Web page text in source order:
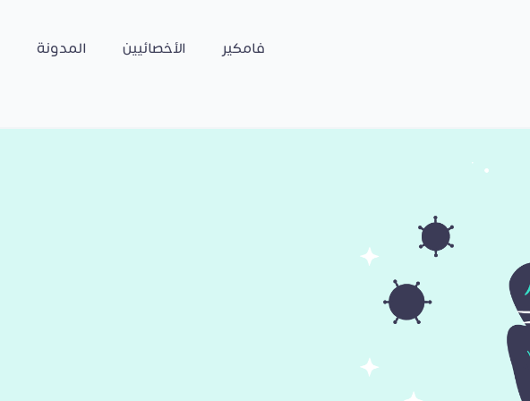
فامكير الأخصائيين المدونة